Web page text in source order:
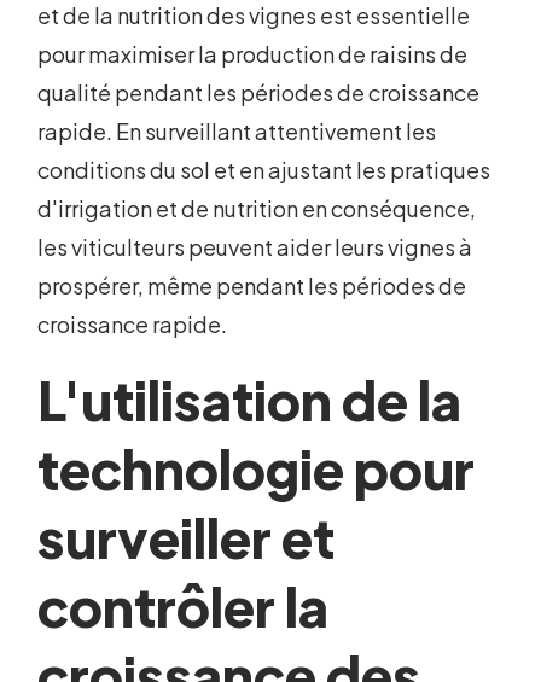
et de la nutrition des vignes est essentielle
pour maximiser la production de raisins de
qualité pendant les périodes de croissance
rapide. En surveillant attentivement les
conditions du sol et en ajustant les pratiques
d'irrigation et de nutrition en conséquence,
les viticulteurs peuvent aider leurs vignes à
prospérer, même pendant les périodes de
croissance rapide.
L'utilisation de la
technologie pour
surveiller et
contrôler la